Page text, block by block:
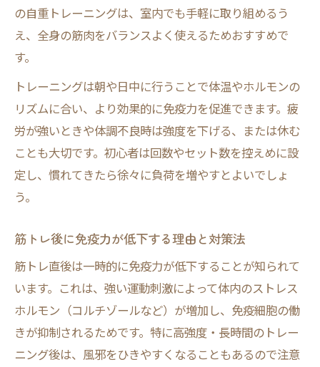
の自重トレーニングは、室内でも手軽に取り組めるう
え、全身の筋肉をバランスよく使えるためおすすめで
す。
トレーニングは朝や日中に行うことで体温やホルモンの
リズムに合い、より効果的に免疫力を促進できます。疲
労が強いときや体調不良時は強度を下げる、または休む
ことも大切です。初心者は回数やセット数を控えめに設
定し、慣れてきたら徐々に負荷を増やすとよいでしょ
う。
筋トレ後に免疫力が低下する理由と対策法
筋トレ直後は一時的に免疫力が低下することが知られて
います。これは、強い運動刺激によって体内のストレス
ホルモン（コルチゾールなど）が増加し、免疫細胞の働
きが抑制されるためです。特に高強度・長時間のトレー
ニング後は、風邪をひきやすくなることもあるので注意